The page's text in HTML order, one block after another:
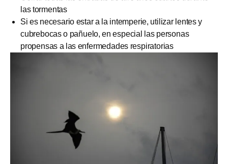
las tormentas
Si es necesario estar a la intemperie, utilizar lentes y
cubrebocas o pañuelo, en especial las personas
propensas a las enfermedades respiratorias